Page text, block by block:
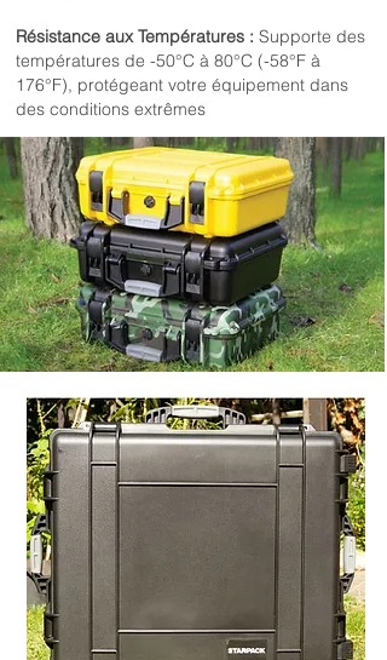
Résistance aux Températures : Supporte des
températures de -50°C à 80°C (-58°F à
176°F), protégeant votre équipement dans
des conditions extrêmes